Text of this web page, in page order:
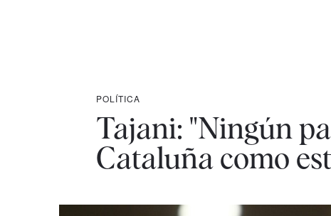
POLÍTICA
Tajani: "Ningún
Cataluña como